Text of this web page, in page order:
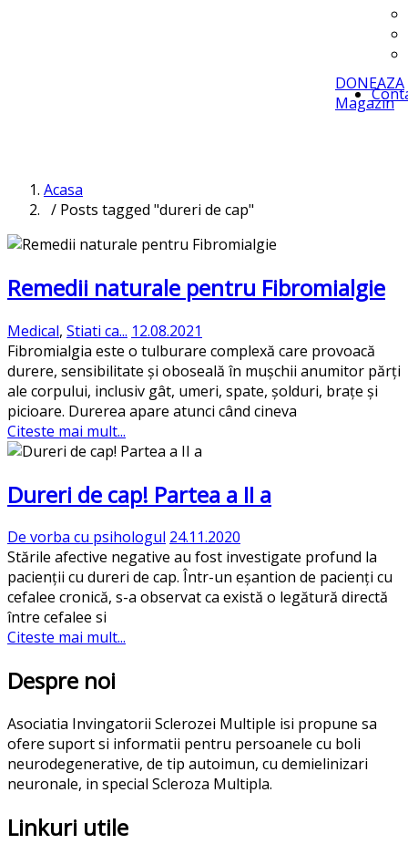
DONEAZA
Magazin
Acasa
/ Posts tagged "dureri de cap"
Remedii naturale pentru Fibromialgie
Medical, Stiati ca... 12.08.2021
Fibromialgia este o tulburare complexă care provoacă
durere, sensibilitate și oboseală în mușchii anumitor părți
ale corpului, inclusiv gât, umeri, spate, șolduri, brațe și
picioare. Durerea apare atunci când cineva
Citeste mai mult...
Dureri de cap! Partea a II a
De vorba cu psihologul 24.11.2020
Stările afective negative au fost investigate profund la
pacienții cu dureri de cap. Într-un eșantion de pacienți cu
cefalee cronică, s-a observat ca există o legătură directă
între cefalee si
Citeste mai mult...
Despre noi
Asociatia Invingatorii Sclerozei Multiple isi propune sa
ofere suport si informatii pentru persoanele cu boli
neurodegenerative, de tip autoimun, cu demielinizari
neuronale, in special Scleroza Multipla.
Linkuri utile